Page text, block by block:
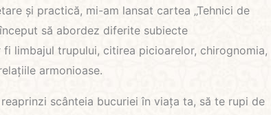
și practică, mi-am lansat cartea „Tehnici de
să abordez diferite subiecte
fi limbajul trupului, citirea picioarelor, chirognomia,
armonioase.
scânteia bucuriei în viața ta, să te rupi de